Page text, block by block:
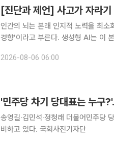
[진단과 제언] 사고가 자라
인간의 뇌는 본래 인지적 노력을 최소
경향’이라고 부른다. 생성형 AI는 이 본능을 정밀하게 파
자라야 할 시기의 아이들에게, 이 도
2026-08-06 06:00
'민주당 차기 당대표는 누구
송영길·김민석·정청래 더불어민주당
비하고 있다. 국회사진기자단